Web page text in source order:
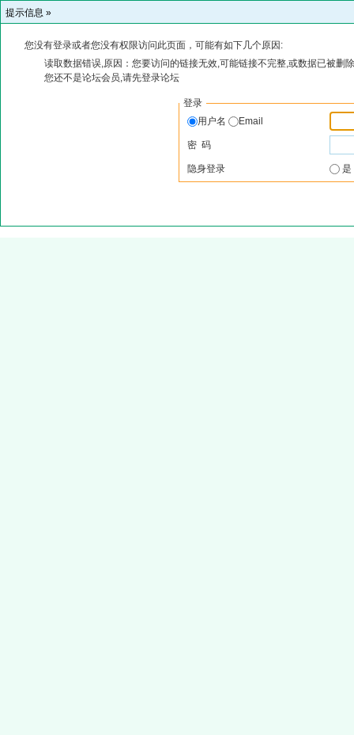
提示信息 »
您没有登录或者您没有权限访问此页面，可能有如下几个原因:
读取数据错误,原因：您要访问的链接无效,可能链接不完整,或数据已被删
您还不是论坛会员,请先登录论坛
登录
用户名
Email
密 码
隐身登录